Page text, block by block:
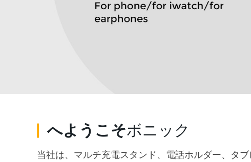
へようこそボニック
当社は、マルチ充電スタンド、電話ホルダー、タ